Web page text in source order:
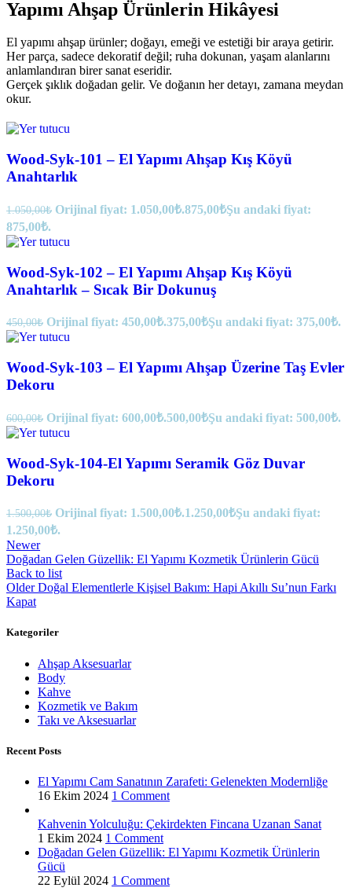
Yapımı Ahşap Ürünlerin Hikâyesi
El yapımı ahşap ürünler; doğayı, emeği ve estetiği bir araya getirir.
Her parça, sadece dekoratif değil; ruha dokunan, yaşam alanlarını
anlamlandıran birer sanat eseridir.
Gerçek şıklık doğadan gelir. Ve doğanın her detayı, zamana meydan
okur.
Wood-Syk-101 – El Yapımı Ahşap Kış Köyü
Anahtarlık
1.050,00₺ Orijinal fiyat: 1.050,00₺.875,00₺Şu andaki fiyat:
875,00₺.
Wood-Syk-102 – El Yapımı Ahşap Kış Köyü
Anahtarlık – Sıcak Bir Dokunuş
450,00₺ Orijinal fiyat: 450,00₺.375,00₺Şu andaki fiyat: 375,00₺.
Wood-Syk-103 – El Yapımı Ahşap Üzerine Taş Evler
Dekoru
600,00₺ Orijinal fiyat: 600,00₺.500,00₺Şu andaki fiyat: 500,00₺.
Wood-Syk-104-El Yapımı Seramik Göz Duvar
Dekoru
1.500,00₺ Orijinal fiyat: 1.500,00₺.1.250,00₺Şu andaki fiyat:
1.250,00₺.
Newer
Doğadan Gelen Güzellik: El Yapımı Kozmetik Ürünlerin Gücü
Back to list
Older Doğal Elementlerle Kişisel Bakım: Hapi Akıllı Su’nun Farkı
Kapat
Kategoriler
Ahşap Aksesuarlar
Body
Kahve
Kozmetik ve Bakım
Takı ve Aksesuarlar
Recent Posts
El Yapımı Cam Sanatının Zarafeti: Gelenekten Modernliğe
16 Ekim 2024 1 Comment
Kahvenin Yolculuğu: Çekirdekten Fincana Uzanan Sanat
1 Ekim 2024 1 Comment
Doğadan Gelen Güzellik: El Yapımı Kozmetik Ürünlerin
Gücü
22 Eylül 2024 1 Comment